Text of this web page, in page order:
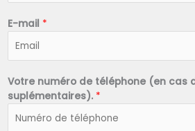
*
E-mail *
Votre numéro de téléphone (en cas
suplémentaires). *